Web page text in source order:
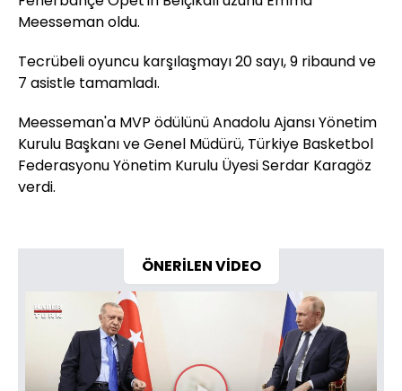
Meesseman oldu.
Tecrübeli oyuncu karşılaşmayı 20 sayı, 9 ribaund ve
7 asistle tamamladı.
Meesseman'a MVP ödülünü Anadolu Ajansı Yönetim
Kurulu Başkanı ve Genel Müdürü, Türkiye Basketbol
Federasyonu Yönetim Kurulu Üyesi Serdar Karagöz
verdi.
ÖNERİLEN VİDEO